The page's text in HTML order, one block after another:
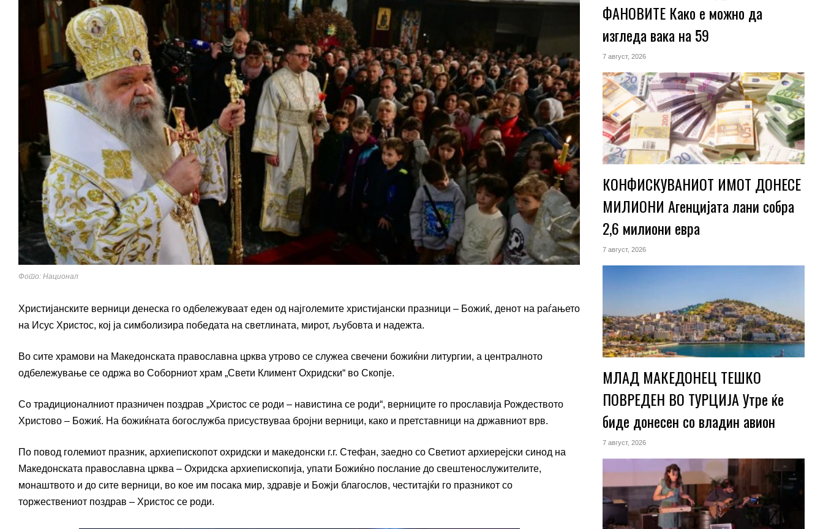
Фото: Национал
Христијанските верници денеска го одбележуваат еден од најголемите христијански празници – Божиќ, денот на раѓањето
на Исус Христос, кој ја симболизира победата на светлината, мирот, љубовта и надежта.
Во сите храмови на Македонската православна црква утрово се служеа свечени божиќни литургии, а централното
одбележување се одржа во Соборниот храм „Свети Климент Охридски“ во Скопје.
Со традиционалниот празничен поздрав „Христос се роди – навистина се роди“, верниците го прославија Рождеството
Христово – Божиќ. На божиќната богослужба присуствуваа бројни верници, како и претставници на државниот врв.
По повод големиот празник, архиепископот охридски и македонски г.г. Стефан, заедно со Светиот архиерејски синод на
Македонската православна црква – Охридска архиепископија, упати Божиќно послание до свештенослужителите,
монаштвото и до сите верници, во кое им посака мир, здравје и Божји благослов, честитајќи го празникот со
торжествениот поздрав – Христос се роди.
ФАНОВИТЕ Како е можно да
изгледа вака на 59
7 август, 2026
КОНФИСКУВАНИОТ ИМОТ ДОНЕСЕ
МИЛИОНИ Агенцијата лани собра
2,6 милиони евра
7 август, 2026
МЛАД МАКЕДОНЕЦ ТЕШКО
ПОВРЕДЕН ВО ТУРЦИЈА Утре ќе
биде донесен со владин авион
7 август, 2026